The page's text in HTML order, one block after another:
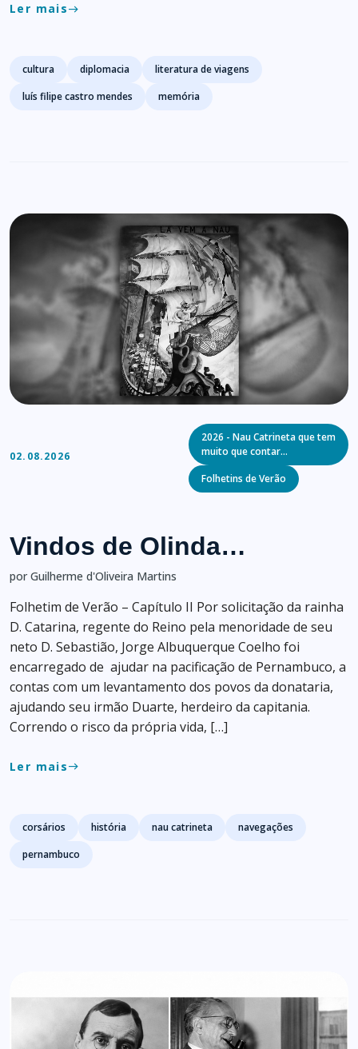
Ler maiseast
Tags
cultura diplomacia
literatura de viagens
luís filipe castro mendes
memória
02.08.2026
Categories
2026 - Nau Catrineta que tem
muito que contar…
Folhetins de Verão
Vindos de Olinda…
por Guilherme d'Oliveira Martins
Folhetim de Verão – Capítulo II Por solicitação da rainha
D. Catarina, regente do Reino pela menoridade de seu
neto D. Sebastião, Jorge Albuquerque Coelho foi
encarregado de ajudar na pacificação de Pernambuco, a
contas com um levantamento dos povos da donataria,
ajudando seu irmão Duarte, herdeiro da capitania.
Correndo o risco da própria vida, […]
Ler maiseast
Tags
corsários história nau catrineta
navegações
pernambuco